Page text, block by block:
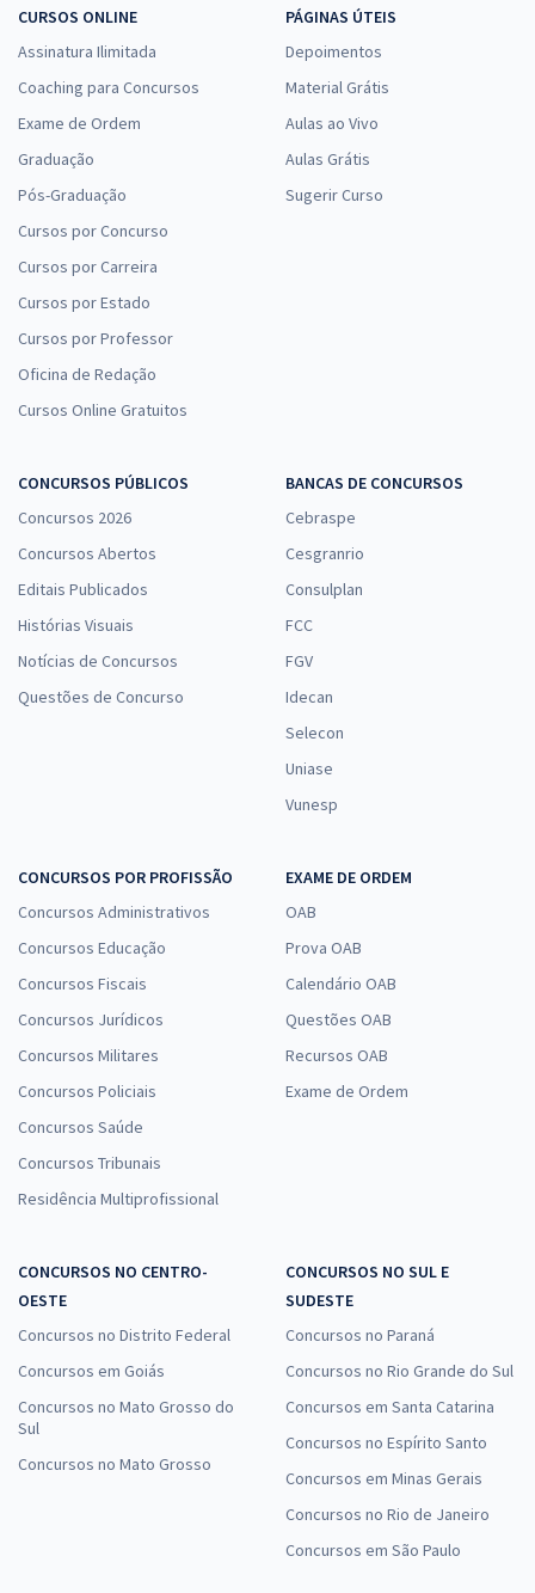
CURSOS ONLINE
Assinatura Ilimitada
Coaching para Concursos
Exame de Ordem
Graduação
Pós-Graduação
Cursos por Concurso
Cursos por Carreira
Cursos por Estado
Cursos por Professor
Oficina de Redação
Cursos Online Gratuitos
PÁGINAS ÚTEIS
Depoimentos
Material Grátis
Aulas ao Vivo
Aulas Grátis
Sugerir Curso
CONCURSOS PÚBLICOS
Concursos 2026
Concursos Abertos
Editais Publicados
Histórias Visuais
Notícias de Concursos
Questões de Concurso
BANCAS DE CONCURSOS
Cebraspe
Cesgranrio
Consulplan
FCC
FGV
Idecan
Selecon
Uniase
Vunesp
CONCURSOS POR PROFISSÃO
Concursos Administrativos
Concursos Educação
Concursos Fiscais
Concursos Jurídicos
Concursos Militares
Concursos Policiais
Concursos Saúde
Concursos Tribunais
Residência Multiprofissional
EXAME DE ORDEM
OAB
Prova OAB
Calendário OAB
Questões OAB
Recursos OAB
Exame de Ordem
CONCURSOS NO CENTRO-
OESTE
Concursos no Distrito Federal
Concursos em Goiás
Concursos no Mato Grosso do
Sul
Concursos no Mato Grosso
CONCURSOS NO SUL E
SUDESTE
Concursos no Paraná
Concursos no Rio Grande do Sul
Concursos em Santa Catarina
Concursos no Espírito Santo
Concursos em Minas Gerais
Concursos no Rio de Janeiro
Concursos em São Paulo